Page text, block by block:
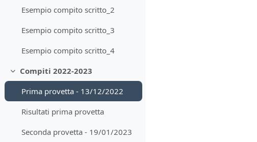
Esempio compito scritto_2
Esempio compito scritto_3
Esempio compito scritto_4
Minimizza
Compiti 2022-2023
Prima provetta - 13/12/2022
Risultati prima provetta
Seconda provetta - 19/01/2023